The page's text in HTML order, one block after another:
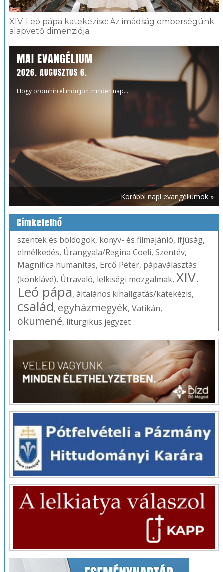
XIV. Leó pápa katekézise: Az imádság emberségünk
alapvető dimenziója
MAI EVANGÉLIUM
2026. AUGUSZTUS 6.
Hogy örömhírrel induljon minden nap...
Korábbi napi evangéliumok »
Címkefelhő
szentek és boldogok, könyv- és filmajánló, ifjúság,
elmélkedés, Úrangyala/Regina Coeli, Szentév,
Magnifica humanitas, Erdő Péter, pápaválasztás
(konklávé), Útravaló, lelkiségi mozgalmak, XIV.
Leó pápa, általános kihallgatás/katekézis,
család, egyházmegyék, Vatikán,
ökumené, liturgikus jegyzet